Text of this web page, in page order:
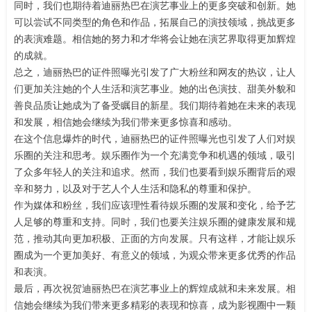
同时，我们也期待着迪丽热巴在演艺事业上的更多突破和创新。她
可以尝试不同类型的角色和作品，拓展自己的演技领域，挑战更多
的表演难题。相信她的努力和才华将会让她在演艺界取得更加辉煌
的成就。
总之，迪丽热巴的证件照曝光引发了广大粉丝和网友的热议，让人
们更加关注她的个人生活和演艺事业。她的出色演技、甜美外貌和
善良品质让她成为了备受瞩目的新星。我们期待着她在未来的表现
和发展，相信她会继续为我们带来更多惊喜和感动。
在这个信息爆炸的时代，迪丽热巴的证件照曝光也引发了人们对娱
乐圈的关注和思考。娱乐圈作为一个充满竞争和机遇的领域，吸引
了众多年轻人的关注和追求。然而，我们也要看到娱乐圈背后的艰
辛和努力，以及对于艺人个人生活和隐私的尊重和保护。
作为媒体和粉丝，我们应该理性看待娱乐圈的发展和变化，给予艺
人足够的尊重和支持。同时，我们也要关注娱乐圈的健康发展和规
范，推动其向更加积极、正面的方向发展。只有这样，才能让娱乐
圈成为一个更加美好、有意义的领域，为观众带来更多优秀的作品
和表演。
最后，再次祝贺迪丽热巴在演艺事业上的辉煌成就和未来发展。相
信她会继续为我们带来更多精彩的表现和惊喜，成为影视圈中一颗